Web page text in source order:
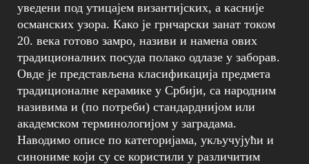
уведени под утицајем византијских, а касније
османских узора. Како је грнчарски занат током
20. века готово замро, називи и намена ових
традиционалних посуда полако одлазе у заборав.
Овде је представљена класификација предмета
традиционалне керамике у Србији, са народним
називима и (по потреби) стандарднијом или
академском терминологијом у заградама.
Наводимо описе по категоријама, укључујући и
синониме који су се користили у различитим